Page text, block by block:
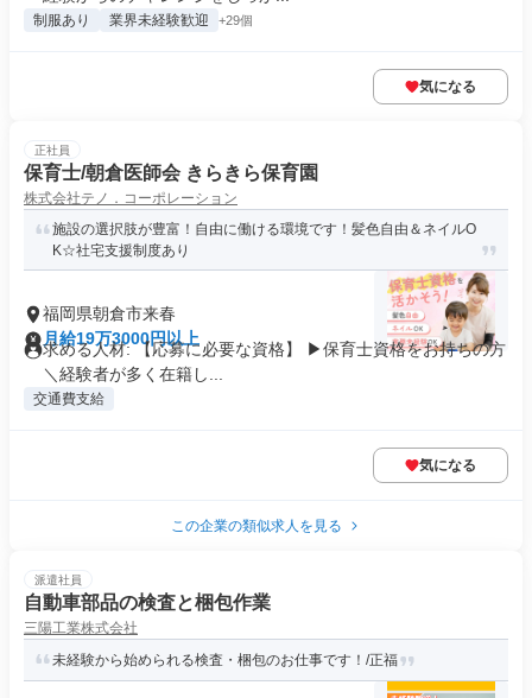
制服あり 業界未経験歓迎 +29個
気になる
正社員
保育士/朝倉医師会 きらきら保育園
株式会社テノ．コーポレーション
施設の選択肢が豊富！自由に働ける環境です！髪色自由＆ネイルO
K☆社宅支援制度あり
福岡県朝倉市来春
月給19万3000円以上
求める人材: 【応募に必要な資格】 ▶保育士資格をお持ちの方
＼経験者が多く在籍し...
交通費支給
気になる
この企業の類似求人を見る
派遣社員
自動車部品の検査と梱包作業
三陽工業株式会社
未経験から始められる検査・梱包のお仕事です！/正福